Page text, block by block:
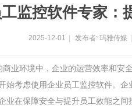
监控软件专家：
2025-12-01 发布者: 玛雅传媒
业环境中，企业的运营效率和安
始考虑使用企业员工监控软件。
业在保障安全与提升员工效能之